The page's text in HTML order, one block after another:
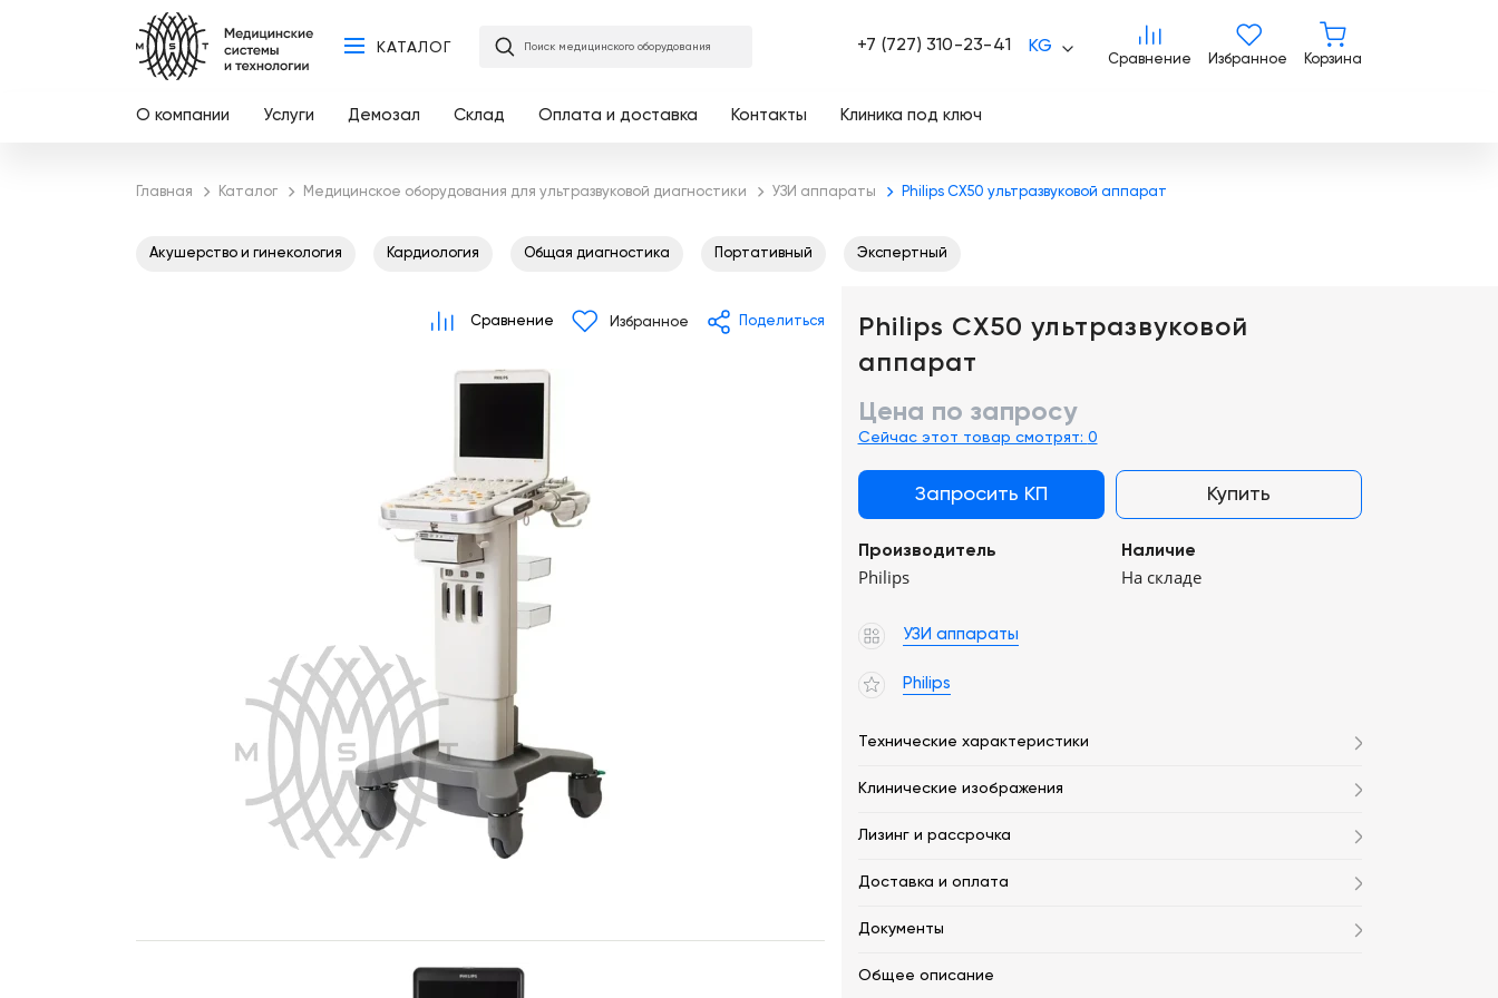
КАТАЛОГ Поиск медицинского оборудования +7 (727) 310-23-41 KG
Сравнение
Сравнение
Избранное Корзина
О компании Услуги Демозал Склад Оплата и доставка Контакты Клиника под ключ
Главная Каталог Медицинское оборудования для ультразвуковой диагностики УЗИ аппараты Philips CX50 ультразвуковой аппарат
Акушерство и гинекология Кардиология Общая диагностика Портативный Экспертный
Philips CX50 ультразвуковой
аппарат
Цена по запросу
Сейчас этот товар смотрят: 0
Запросить КП Купить
Производитель
Philips
Наличие
На складе
УЗИ аппараты
Philips
Технические характеристики
Клинические изображения
Лизинг и рассрочка
Доставка и оплата
Документы
Общее описание
Сравнение Избранное Поделиться